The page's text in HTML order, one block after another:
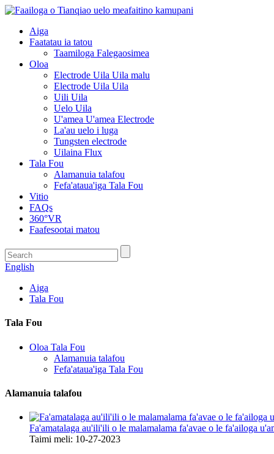
Aiga
Faatatau ia tatou
Taamiloga Falegaosimea
Oloa
Electrode Uila Uila malu
Electrode Uila Uila
Uili Uila
Uelo Uila
U'amea U'amea Electrode
La'au uelo i luga
Tungsten electrode
Uilaina Flux
Tala Fou
Alamanuia talafou
Fefa'ataua'iga Tala Fou
Vitio
FAQs
360°VR
Faafesootai matou
English
Aiga
Tala Fou
Tala Fou
Oloa Tala Fou
Alamanuia talafou
Fefa'ataua'iga Tala Fou
Alamanuia talafou
Fa'amatalaga au'ili'ili o le malamalama fa'avae o le fa'ailoga
Taimi meli: 10-27-2023